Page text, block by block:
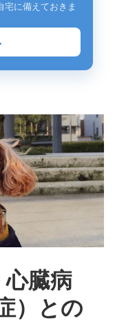
宅に備えておきま
臓病
）との